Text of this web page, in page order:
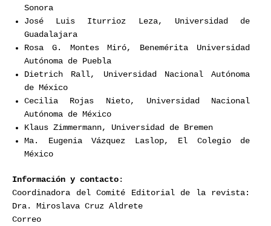
Sonora
José Luis Iturrioz Leza, Universidad de
Guadalajara
Rosa G. Montes Miró, Benemérita Universidad
Autónoma de Puebla
Dietrich Rall, Universidad Nacional Autónoma
de México
Cecilia Rojas Nieto, Universidad Nacional
Autónoma de México
Klaus Zimmermann, Universidad de Bremen
Ma. Eugenia Vázquez Laslop, El Colegio de
México
Información y contacto :
Coordinadora del Comité Editorial de la revista:
Dra. Miroslava Cruz Aldrete
Correo